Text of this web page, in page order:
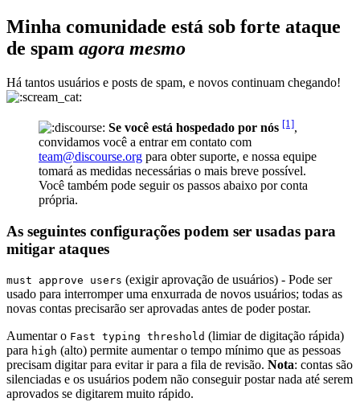
Minha comunidade está sob forte ataque
de spam agora mesmo
Há tantos usuários e posts de spam, e novos continuam chegando!
Se você está hospedado por nós [1],
convidamos você a entrar em contato com
team@discourse.org para obter suporte, e nossa equipe
tomará as medidas necessárias o mais breve possível.
Você também pode seguir os passos abaixo por conta
própria.
As seguintes configurações podem ser usadas para
mitigar ataques
must approve users (exigir aprovação de usuários) - Pode ser
usado para interromper uma enxurrada de novos usuários; todas as
novas contas precisarão ser aprovadas antes de poder postar.
Aumentar o Fast typing threshold (limiar de digitação rápida)
para high (alto) permite aumentar o tempo mínimo que as pessoas
precisam digitar para evitar ir para a fila de revisão. Nota: contas são
silenciadas e os usuários podem não conseguir postar nada até serem
aprovados se digitarem muito rápido.